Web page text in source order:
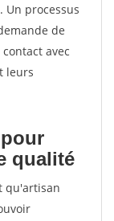
Un processus
de
avec
leurs
qualité
qu'artisan